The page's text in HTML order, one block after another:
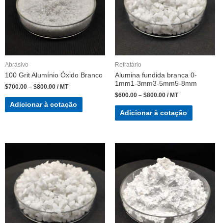
Abrasivo
100 Grit Alumínio Óxido Branco
$700.00 – $800.00 / MT
Adicionar à cotação
Refratário
Alumina fundida branca 0-
1mm1-3mm3-5mm5-8mm
$600.00 – $800.00 / MT
Adicionar à cotação